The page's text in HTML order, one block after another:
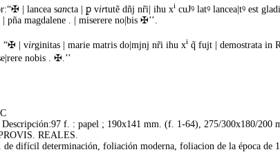
| lancea sancta | ꝑ virtutẽ dñj nr̃i| iħu xi cuJꝰ latꝰ lancea|tꝰ est
pña magdalene . | miserere no|bis ✠’’.
“✠ | virginitas | marie matris do|mjnj nr̃i ihu xi q̃ fujt | demostrata in
nobis . ✠.’’
f. : papel ; 190x141 mm. (f. 1-64), 275/300x180/200
REALES.
de difícil determinación, foliación moderna, foliacion de la época